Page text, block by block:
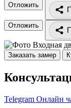
Отложить
Отложить
Заказать замер
Telegram Онлайн